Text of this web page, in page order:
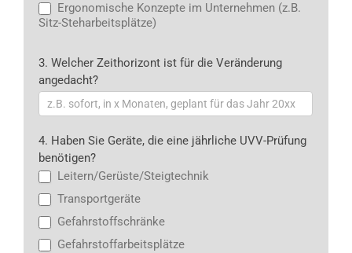
Ergonomische Konzepte im Unternehmen (z.B.
Sitz-Steharbeitsplätze)
3. Welcher Zeithorizont ist für die Veränderung
angedacht?
4. Haben Sie Geräte, die eine jährliche UVV-Prüfung
benötigen?
Leitern/Gerüste/Steigtechnik
Transportgeräte
Gefahrstoffschränke
Gefahrstoffarbeitsplätze